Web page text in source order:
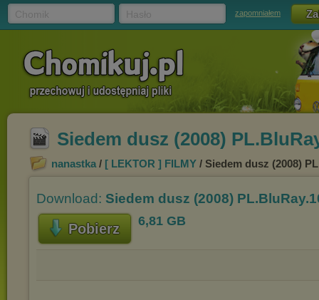
zapomniałem
Siedem dusz (2008)
nanastka / [ LEKTOR ] FILMY / Siedem dusz (2008)
Download: Siedem dusz (2008)
Pobierz 6,81 GB